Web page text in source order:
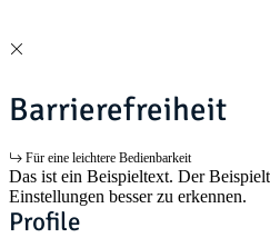
Barrierefreiheit
Für eine leichtere Bedienbarkeit
Das ist ein Beispieltext. Der
Einstellungen besser zu erkennen.
Profile